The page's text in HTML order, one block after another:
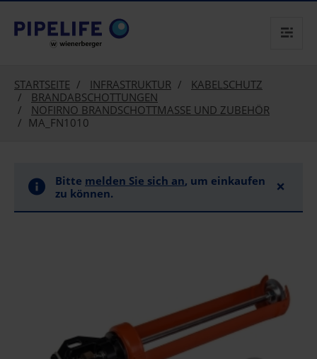
text.skipToContent
text.skipToNavigation
STARTSEITE INFRASTRUKTUR
KABELSCHUTZ
BRANDABSCHOTTUNGEN
NOFIRNO BRANDSCHOTTMASSE UND ZUBEHÖR
MA_FN1010
Bitte melden Sie sich an, um einkaufen
zu können.
×